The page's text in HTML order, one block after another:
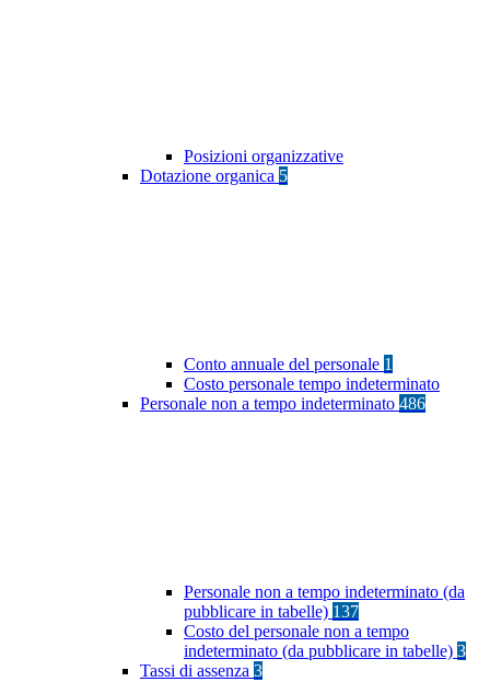
Posizioni organizzative
Dotazione organica 5
Conto annuale del personale 1
Costo personale tempo indeterminato
Personale non a tempo indeterminato 486
Personale non a tempo indeterminato (da
pubblicare in tabelle) 137
Costo del personale non a tempo
indeterminato (da pubblicare in tabelle) 3
Tassi di assenza 3